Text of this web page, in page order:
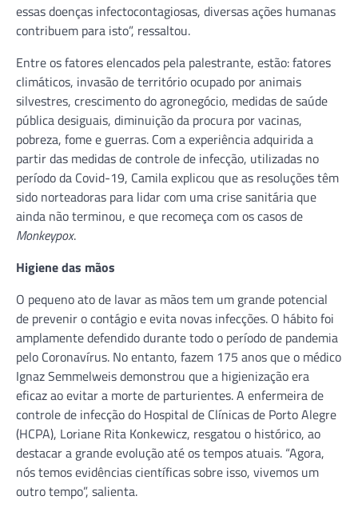
essas doenças infectocontagiosas, diversas ações humanas
contribuem para isto”, ressaltou.
Entre os fatores elencados pela palestrante, estão: fatores
climáticos, invasão de território ocupado por animais
silvestres, crescimento do agronegócio, medidas de saúde
pública desiguais, diminuição da procura por vacinas,
pobreza, fome e guerras. Com a experiência adquirida a
partir das medidas de controle de infecção, utilizadas no
período da Covid-19, Camila explicou que as resoluções têm
sido norteadoras para lidar com uma crise sanitária que
ainda não terminou, e que recomeça com os casos de
Monkeypox.
Higiene das mãos
O pequeno ato de lavar as mãos tem um grande potencial
de prevenir o contágio e evita novas infecções. O hábito foi
amplamente defendido durante todo o período de pandemia
pelo Coronavírus. No entanto, fazem 175 anos que o médico
Ignaz Semmelweis demonstrou que a higienização era
eficaz ao evitar a morte de parturientes. A enfermeira de
controle de infecção do Hospital de Clínicas de Porto Alegre
(HCPA), Loriane Rita Konkewicz, resgatou o histórico, ao
destacar a grande evolução até os tempos atuais. “Agora,
nós temos evidências científicas sobre isso, vivemos um
outro tempo”, salienta.